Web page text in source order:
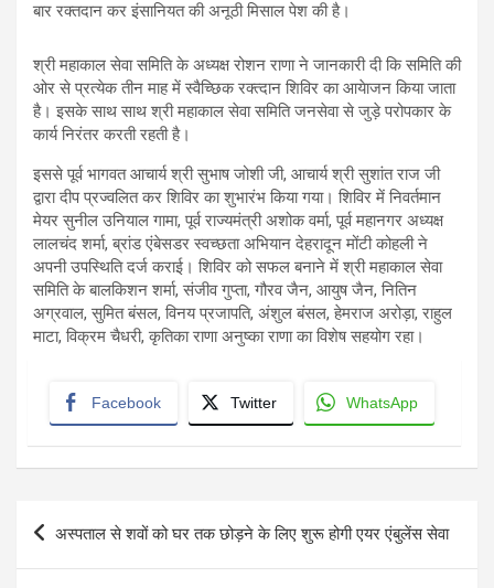
बार रक्तदान कर इंसानियत की अनूठी मिसाल पेश की है।
श्री महाकाल सेवा समिति के अध्यक्ष रोशन राणा ने जानकारी दी कि समिति की
ओर से प्रत्येक तीन माह में स्वैच्छिक रक्त्दान शिविर का आयेाजन किया जाता
है। इसके साथ साथ श्री महाकाल सेवा समिति जनसेवा से जुड़े परोपकार के
कार्य निरंतर करती रहती है।
इससे पूर्व भागवत आचार्य श्री सुभाष जोशी जी, आचार्य श्री सुशांत राज जी
द्वारा दीप प्रज्वलित कर शिविर का शुभारंभ किया गया। शिविर में निवर्तमान
मेयर सुनील उनियाल गामा, पूर्व राज्यमंत्री अशोक वर्मा, पूर्व महानगर अध्यक्ष
लालचंद शर्मा, ब्रांड एंबेसडर स्वच्छता अभियान देहरादून मोंटी कोहली ने
अपनी उपस्थिति दर्ज कराई। शिविर को सफल बनाने में श्री महाकाल सेवा
समिति के बालकिशन शर्मा, संजीव गुप्ता, गौरव जैन, आयुष जैन, नितिन
अग्रवाल, सुमित बंसल, विनय प्रजापति, अंशुल बंसल, हेमराज अरोड़ा, राहुल
माटा, विक्रम चैधरी, कृतिका राणा अनुष्का राणा का विशेष सहयोग रहा।
Facebook Twitter WhatsApp
Post
अस्पताल से शवों को घर तक छोड़ने के लिए शुरू होगी एयर एंबुलेंस सेवा